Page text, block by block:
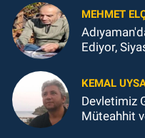
MEHMET
Ediyor,
KEMAL
Devletimiz
Müteahhit